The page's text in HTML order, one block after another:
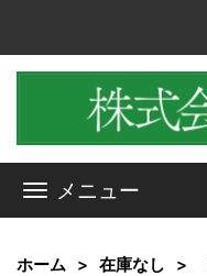
メニュー
ホーム 在庫なし